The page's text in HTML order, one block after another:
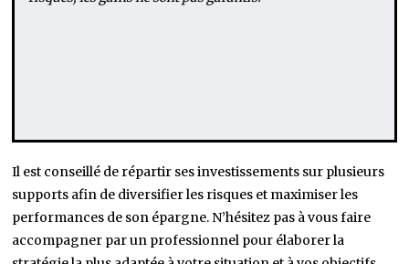
Il est conseillé de répartir ses investissements sur plusieurs
supports afin de diversifier les risques et maximiser les
performances de son épargne. N’hésitez pas à vous faire
accompagner par un professionnel pour élaborer la